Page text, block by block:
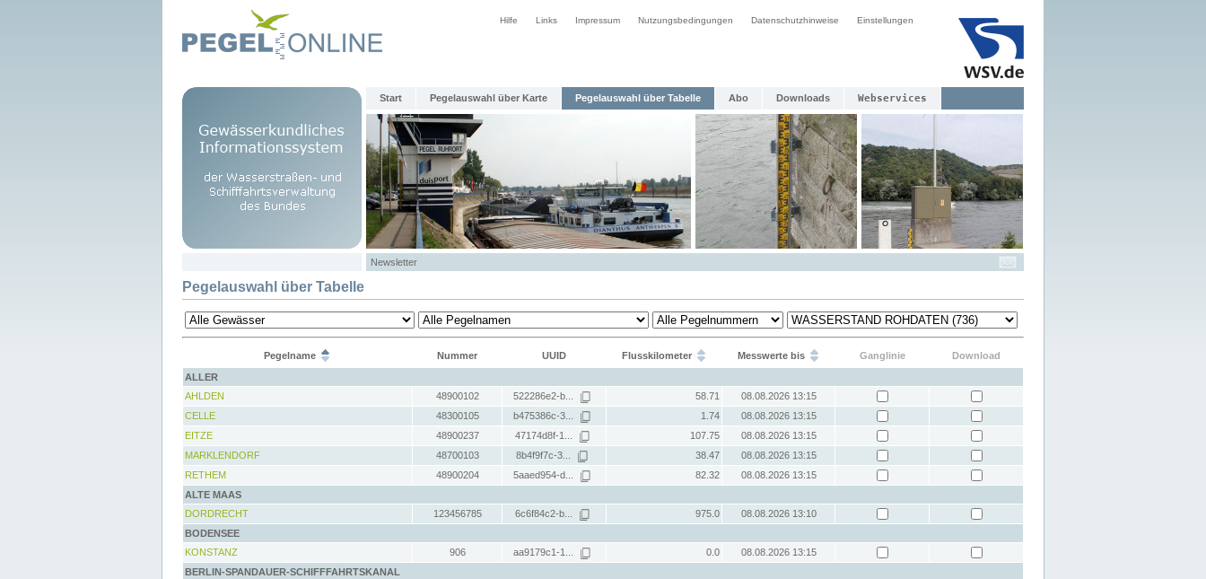
Hilfe Links Impressum Nutzungsbedingungen Datenschutzhinweise Einstellungen
Start Pegelauswahl über Karte Pegelauswahl über Tabelle Abo Downloads Webservices
Newsletter
Pegelauswahl über Tabelle
Pegelname Nummer UUID Flusskilometer Messwerte bis Ganglinie
Download
ALLER
AHLDEN
48900102 522286e2-b... 58.71
08.08.2026 13:15
CELLE
48300105 b475386c-3... 1.74
08.08.2026 13:15
EITZE
48900237 47174d8f-1... 107.75
08.08.2026 13:15
MARKLENDORF
48700103 8b4f9f7c-3... 38.47
08.08.2026 13:15
RETHEM
48900204 5aaed954-d... 82.32
08.08.2026 13:15
ALTE MAAS
DORDRECHT
123456785 6c6f84c2-b... 975.0
08.08.2026 13:10
BODENSEE
KONSTANZ
906 aa9179c1-1... 0.0
08.08.2026 13:15
BERLIN-SPANDAUER-SCHIFFFAHRTSKANAL